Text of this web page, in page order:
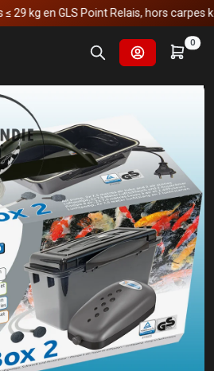
en GLS Point Relais, hors carpes koï)
0
pour les bassins
de bassin Superfish Air-Box 2